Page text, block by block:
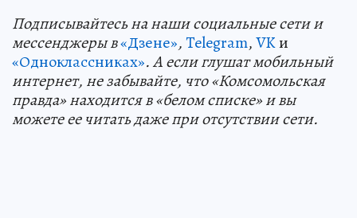
Подписывайтесь на наши социальные сети и
мессенджеры в«Дзене»,Telegram,VKи
«Одноклассниках». А если глушат мобильный
интернет, не забывайте, что «Комсомольская
правда» находится в «белом списке» и вы
можете ее читать даже при отсутствии сети.